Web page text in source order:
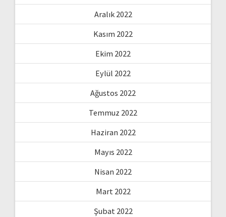
Aralık 2022
Kasım 2022
Ekim 2022
Eylül 2022
Ağustos 2022
Temmuz 2022
Haziran 2022
Mayıs 2022
Nisan 2022
Mart 2022
Şubat 2022